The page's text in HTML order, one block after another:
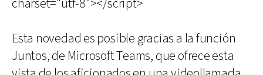
charset="utf-8"></script>
Esta novedad es posible gracias a la función
Juntos, de Microsoft Teams, que ofrece esta